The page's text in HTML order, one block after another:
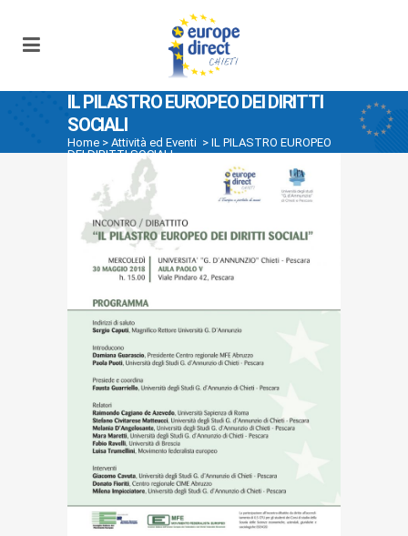
IL PILASTRO EUROPEO DEI DIRITTI
SOCIALI
Home > Attività ed Eventi > IL PILASTRO EUROPEO
DEI DIRITTI SOCIALI